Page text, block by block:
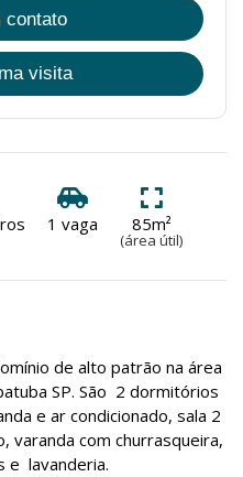
contato
visita
1 vaga 85m²
(área útil)
de alto patrão na área
SP. São 2 dormitórios
e ar condicionado, sala 2
varanda com churrasqueira,
e lavanderia.